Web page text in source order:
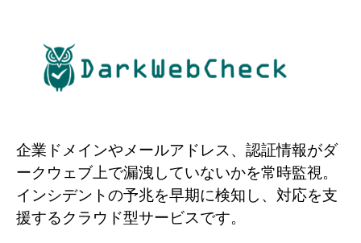
企業ドメインやメールアドレス、認証情報がダ
ークウェブ上で漏洩していないかを常時監視。
インシデントの予兆を早期に検知し、対応を支
援するクラウド型サービスです。